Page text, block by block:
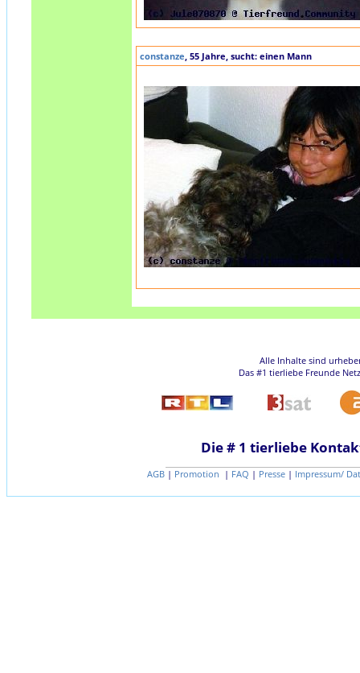
constanze, 55 Jahre, sucht: einen Mann
Alle Inhalte sind
Das #1 tierliebe Freunde
Die # 1 tierliebe
AGB | Promotion | FAQ | Presse | Impressum/